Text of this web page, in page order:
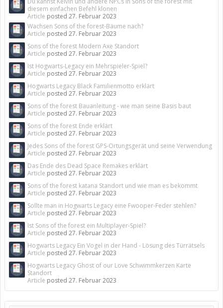
diesem einfachen Befehl klonen
Article posted 27. Februar 2023
Wachsen Sons of the forest-Bäume nach?
Article posted 27. Februar 2023
Sons of the forest Modern Axe Standort
Article posted 27. Februar 2023
Ist Hogwarts-Legacy ein Mehrspieler-Spiel?
Article posted 27. Februar 2023
Hogwarts Legacy Black Familienmotto erklärt
Article posted 27. Februar 2023
Sons of the forest Bauanleitung - wie man seine Basis baut
Article posted 27. Februar 2023
Sons of the forest Ende erklärt
Article posted 27. Februar 2023
Jedes Sons of the forest GPS-Ortungsgerät und seine Verwendung
Article posted 27. Februar 2023
Das Ende des Dead Space Remakes erklärt
Article posted 27. Februar 2023
Sons of the forest katana Standort und wie man es bekommt
Article posted 27. Februar 2023
Sollte man in Hogwarts Legacy eine Fwooper-Feder stehlen?
Article posted 27. Februar 2023
Ist Sons of the forest ein Multiplayer-Spiel?
Article posted 27. Februar 2023
Hogwarts Legacy Ein Vogel in der Hand - Lösung des Türrätsels
Article posted 27. Februar 2023
Hogwarts Legacy Ghost of our Love Schwimmkerzen Karte
Standort
Article posted 27. Februar 2023